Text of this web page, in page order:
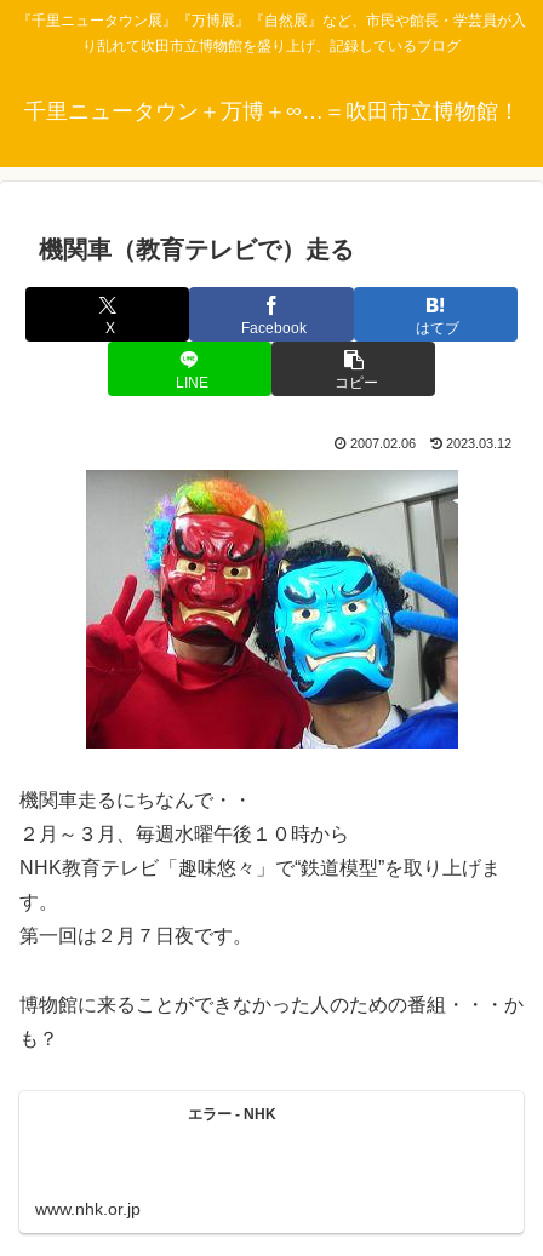
『千里ニュータウン展』『万博展』『自然展』など、市民や館長・学芸員が入
り乱れて吹田市立博物館を盛り上げ、記録しているブログ
千里ニュータウン＋万博＋∞…＝吹田市立博物館！
機関車（教育テレビで）走る
X Facebook はてブ
LINE コピー
2007.02.06 2023.03.12
機関車走るにちなんで・・
２月～３月、毎週水曜午後１０時から
NHK教育テレビ「趣味悠々」で“鉄道模型”を取り上げま
す。
第一回は２月７日夜です。
博物館に来ることができなかった人のための番組・・・か
も？
エラー - NHK
www.nhk.or.jp